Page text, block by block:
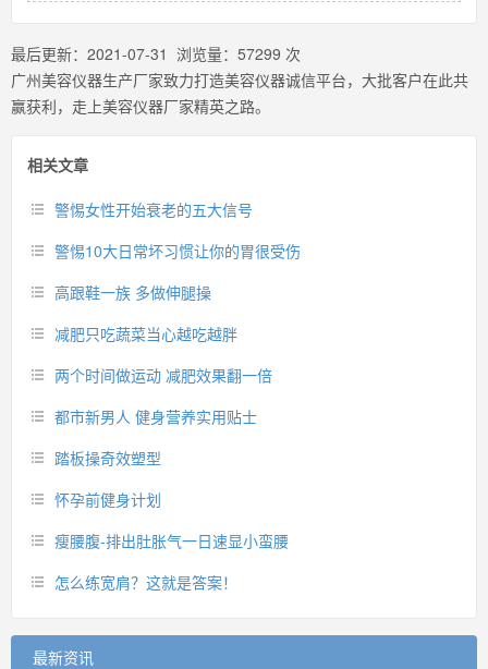
最后更新： 2021-07-31 浏览量： 57299 次
广州美容仪器生产厂家致力打造美容仪器诚信平台，大批客户在此共
赢获利，走上美容仪器厂家精英之路。
相关文章
警惕女性开始衰老的五大信号
警惕10大日常坏习惯让你的胃很受伤
高跟鞋一族 多做伸腿操
减肥只吃蔬菜当心越吃越胖
两个时间做运动 减肥效果翻一倍
都市新男人 健身营养实用贴士
踏板操奇效塑型
怀孕前健身计划
瘦腰腹-排出肚胀气一日速显小蛮腰
怎么练宽肩？这就是答案！
最新资讯